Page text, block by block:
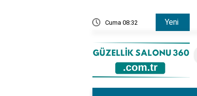
Cuma 08:32 Yeni
Ne İşe Yarar? Faydaları ve Kullanım Yöntemleri